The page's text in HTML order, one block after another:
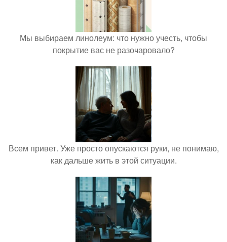
Мы выбираем линолеум: что нужно учесть, чтобы
покрытие вас не разочаровало?
Всем привет. Уже просто опускаются руки, не понимаю,
как дальше жить в этой ситуации.